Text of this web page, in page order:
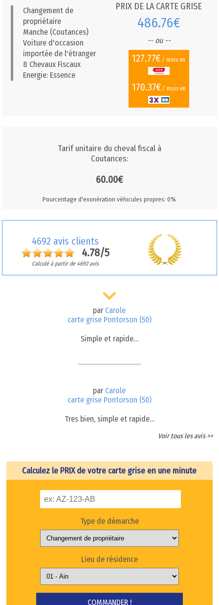
Changement de
propriétaire
Manche (Coutances)
Voiture d'occasion
importée de l'étranger
8 Chevaux Fiscaux
Energie: Essence
PRIX DE LA CARTE GRISE
486.76€
-- ou --
127.77€ / mois en
170.37€/ mois en
Tarif unitaire du cheval fiscal à
Coutances:
60.00€
Pourcentage d'exonération véhicules propres: 0%
4692 avis clients
4.78/5
Calculé à partir de 4692 avis
par Carole
carte grise Pontorson (50)
Simple et rapide…
par Carole
carte grise Pontorson (50)
Tres bien, simple et rapide…
Voir tous les avis >>
Calculez le PRIX de votre carte grise en une minute
Type de démarche
Lieu de résidence